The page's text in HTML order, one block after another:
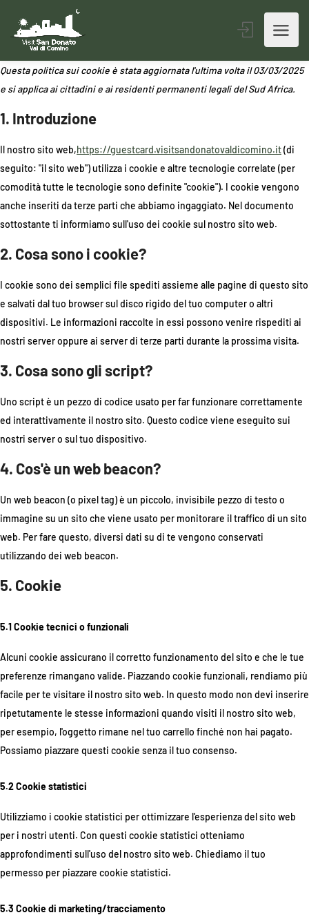
Questa politica sui cookie è stata aggiornata l'ultima volta il 03/03/2025
e si applica ai cittadini e ai residenti permanenti legali del Sud Africa.
1. Introduzione
Il nostro sito web,https://guestcard.visitsandonatovaldicomino.it(di
seguito: "il sito web") utilizza i cookie e altre tecnologie correlate (per
comodità tutte le tecnologie sono definite "cookie"). I cookie vengono
anche inseriti da terze parti che abbiamo ingaggiato. Nel documento
sottostante ti informiamo sull'uso dei cookie sul nostro sito web.
2. Cosa sono i cookie?
I cookie sono dei semplici file spediti assieme alle pagine di questo sito
e salvati dal tuo browser sul disco rigido del tuo computer o altri
dispositivi. Le informazioni raccolte in essi possono venire rispediti ai
nostri server oppure ai server di terze parti durante la prossima visita.
3. Cosa sono gli script?
Uno script è un pezzo di codice usato per far funzionare correttamente
ed interattivamente il nostro sito. Questo codice viene eseguito sui
nostri server o sul tuo dispositivo.
4. Cos'è un web beacon?
Un web beacon (o pixel tag) è un piccolo, invisibile pezzo di testo o
immagine su un sito che viene usato per monitorare il traffico di un sito
web. Per fare questo, diversi dati su di te vengono conservati
utilizzando dei web beacon.
5. Cookie
5.1 Cookie tecnici o funzionali
Alcuni cookie assicurano il corretto funzionamento del sito e che le tue
preferenze rimangano valide. Piazzando cookie funzionali, rendiamo più
facile per te visitare il nostro sito web. In questo modo non devi inserire
ripetutamente le stesse informazioni quando visiti il nostro sito web,
per esempio, l'oggetto rimane nel tuo carrello finché non hai pagato.
Possiamo piazzare questi cookie senza il tuo consenso.
5.2 Cookie statistici
Utilizziamo i cookie statistici per ottimizzare l'esperienza del sito web
per i nostri utenti. Con questi cookie statistici otteniamo
approfondimenti sull'uso del nostro sito web. Chiediamo il tuo
permesso per piazzare cookie statistici.
5.3 Cookie di marketing/tracciamento